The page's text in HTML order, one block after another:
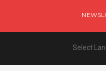
Select